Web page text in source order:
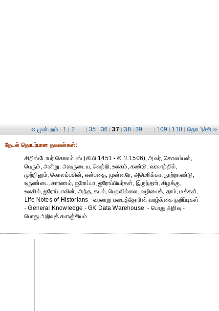
‹‹ முன்புறம் | 1 | 2 | ... | 35 | 36 | 37 | 38 | 39 | ... | 109 | 110 | தொடர்ச்சி ››
தேட‌ல் தொட‌ர்பான தகவ‌ல்க‌ள்:
கிறிஸ்டோபர் கொலம்பஸ் (கி.பி.1451 - கி.பி.1506), அவர், கொலம்பஸ்,
பெரும், அன்று, அவருடைய, வெற்றி, உலகம், கண்டு, வரலாற்றில்,
முற்றிலும், கொலம்பசின், என்பதை, முன்னரே, அமெரிக்கா, நூற்றாண்டு,
உருண்டை, காரணம், ஐரோப்பா, ஐரோப்பியர்கள், இருந்தார், கிழக்கு,
உலகில், ஐரோப்பாவின், அந்த, கடல், பெறவில்லை, வழியைக், தாம், மக்கள்,
Life Notes of Historians - வரலாறு படைத்தோரின் வாழ்க்கை குறிப்புகள்
- General Knowledge - GK Data Warehouse - பொது அறிவு -
பொது அறிவுக் களஞ்சியம்